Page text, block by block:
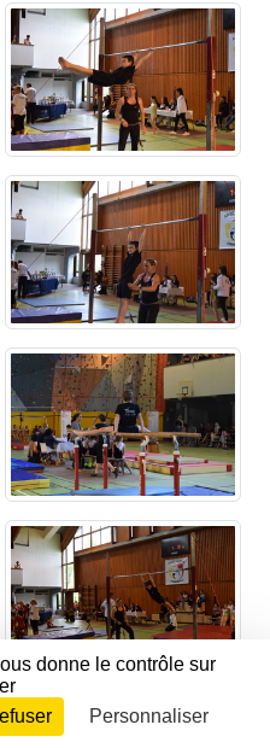
CONNEXION
donne le contrôle sur
Personnaliser